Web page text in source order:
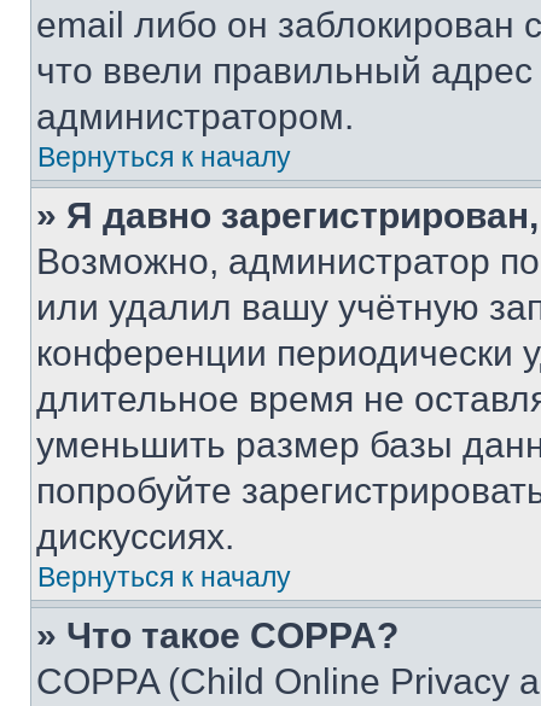
email либо он
что ввели правильный адрес
администратором.
Вернуться к началу
» Я давно
Возможно, администратор
или удалил вашу учётную
конференции периодически
длительное время не
уменьшить размер базы
попробуйте
дискуссиях.
Вернуться к началу
» Что такое COPPA?
COPPA (Child Online Privacy